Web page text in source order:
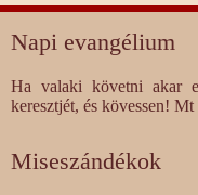
Napi evangélium
Ha valaki követni akar
keresztjét, és kövessen!
Miseszándékok